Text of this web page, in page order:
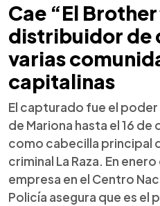
Cae “El
distribuidor de
varias
capitalinas
El capturado fue el
de Mariona hasta el 16
como cabecilla principal
criminal La Raza. En
empresa en el Centro
Policía asegura que es